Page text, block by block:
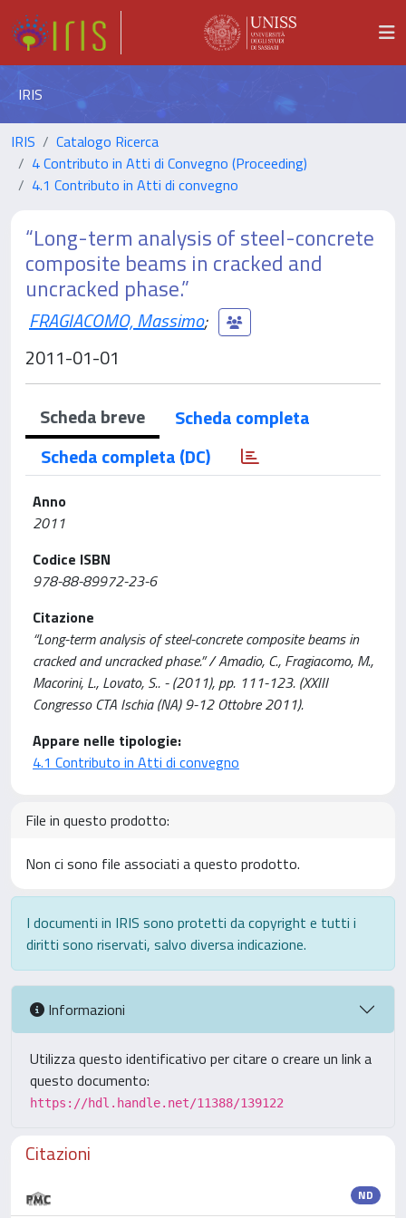
IRIS
IRIS
Catalogo Ricerca
4 Contributo in Atti di Convegno (Proceeding)
4.1 Contributo in Atti di convegno
“Long-term analysis of steel-concrete
composite beams in cracked and
uncracked phase.”
FRAGIACOMO, Massimo;
2011-01-01
Scheda breve
Scheda completa
Scheda completa (DC)
Anno
2011
Codice ISBN
978-88-89972-23-6
Citazione
“Long-term analysis of steel-concrete composite beams in
cracked and uncracked phase.” / Amadio, C., Fragiacomo, M.,
Macorini, L., Lovato, S.. - (2011), pp. 111-123. (XXIII
Congresso CTA Ischia (NA) 9-12 Ottobre 2011).
Appare nelle tipologie:
4.1 Contributo in Atti di convegno
File in questo prodotto:
Non ci sono file associati a questo prodotto.
I documenti in IRIS sono protetti da copyright e tutti i
diritti sono riservati, salvo diversa indicazione.
Informazioni
Utilizza questo identificativo per citare o creare un link a
questo documento:
https://hdl.handle.net/11388/139122
Citazioni
ND